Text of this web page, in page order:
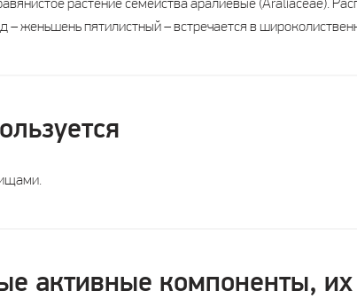
растение семейства аралиевые (Araliaсеае).
– женьшень пятилистный – встречается в
активные компоненты, их